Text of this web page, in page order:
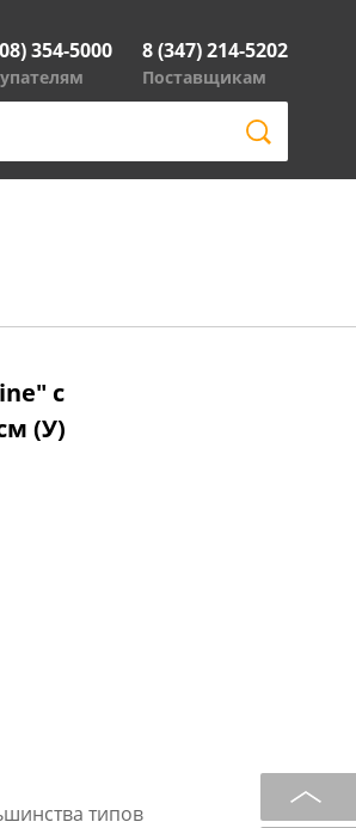
354-5000 8 (347) 214-5202
Поставщикам
с
(У)
типов